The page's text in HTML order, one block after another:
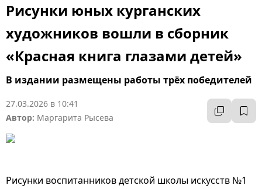
Рисунки юных курганских
художников вошли в сборник
«Красная книга глазами детей»
В издании размещены работы трёх победителей
27.03.2026 в 10:41
Автор: Маргарита Рысева
Рисунки воспитанников детской школы искусств №1